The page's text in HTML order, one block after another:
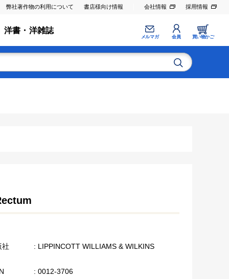
弊社著作物の利用について 書店様向け情報 会社情報 採用情報
洋書・洋雑誌
メルマガ 会員 買い物かご
社 : LIPPINCOTT WILLIAMS & WILKINS
: 0012-3706